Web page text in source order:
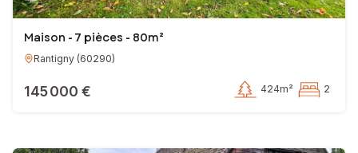
Maison - 7 pièces - 80m²
Rantigny (60290)
145 000 € 424m² 2